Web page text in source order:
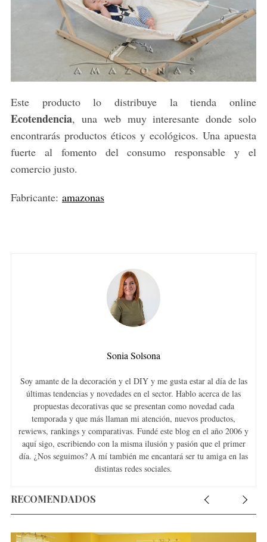
Este producto lo distribuye la tienda online
Ecotendencia, una web muy interesante donde solo
encontrarás productos éticos y ecológicos. Una apuesta
fuerte al fomento del consumo responsable y el
comercio justo.
Fabricante: amazonas
Sonia Solsona
Soy amante de la decoración y el DIY y me gusta estar al día de las
últimas tendencias y novedades en el sector. Hablo acerca de las
propuestas decorativas que se presentan como novedad cada
temporada y que más llaman mi atención, nuevos productos,
rewiews, rankings y comparativas. Fundé este blog en el año 2006 y
aquí sigo, escribiendo con la misma ilusión y pasión que el primer
día. ¿Nos seguimos? A mí también me encantará ser tu amiga en las
distintas redes sociales.
RECOMENDADOS